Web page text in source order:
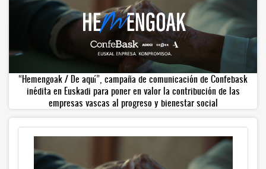
“Hemengoak / De aquí”, campaña de comunicación de Confebask
inédita en Euskadi para poner en valor la contribución de las
empresas vascas al progreso y bienestar social